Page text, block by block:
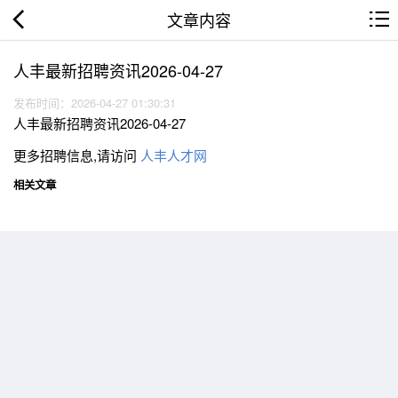
文章内容
人丰最新招聘资讯2026-04-27
发布时间：2026-04-27 01:30:31
人丰最新招聘资讯2026-04-27
更多招聘信息,请访问 人丰人才网
相关文章